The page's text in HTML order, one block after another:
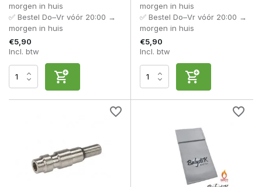
morgen in huis
✅ Bestel Do–Vr vóór 20:00 →
morgen in huis
€5,90
Incl. btw
morgen in huis
✅ Bestel Do–Vr vóór 20:00 →
morgen in huis
€5,90
Incl. btw